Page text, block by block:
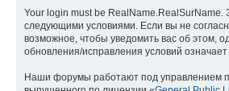
Your login must be
следующими условиями. Если вы не
возможное, чтобы уведомить вас об этом,
обновления/исправления условий
Наши форумы работают под управлением